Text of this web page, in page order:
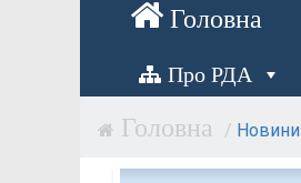
Про РДА
/ Новини